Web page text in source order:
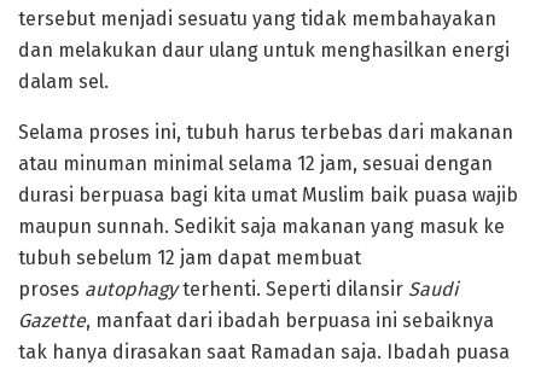
tersebut menjadi sesuatu yang tidak membahayakan
dan melakukan daur ulang untuk menghasilkan energi
dalam sel.
Selama proses ini, tubuh harus terbebas dari makanan
atau minuman minimal selama 12 jam, sesuai dengan
durasi berpuasa bagi kita umat Muslim baik puasa wajib
maupun sunnah. Sedikit saja makanan yang masuk ke
tubuh sebelum 12 jam dapat membuat
proses autophagyterhenti. Seperti dilansir Saudi
Gazette, manfaat dari ibadah berpuasa ini sebaiknya
tak hanya dirasakan saat Ramadan saja. Ibadah puasa